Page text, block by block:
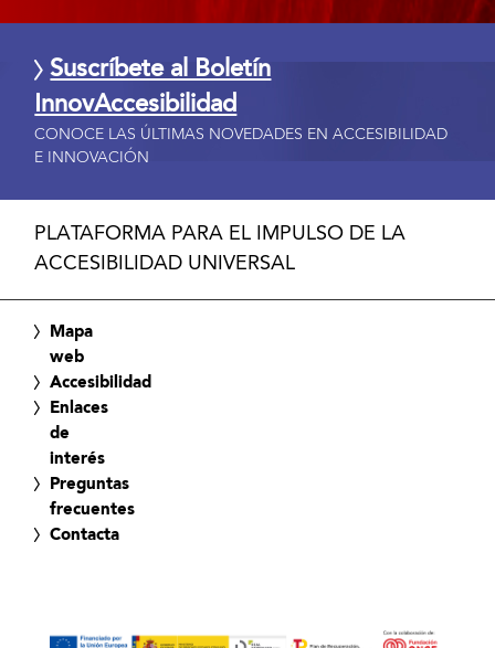
Suscríbete al Boletín
InnovAccesibilidad
CONOCE LAS ÚLTIMAS NOVEDADES EN ACCESIBILIDAD
E INNOVACIÓN
PLATAFORMA PARA EL IMPULSO DE LA
ACCESIBILIDAD UNIVERSAL
Mapa
web
Accesibilidad
Enlaces
de
interés
Preguntas
frecuentes
Contacta